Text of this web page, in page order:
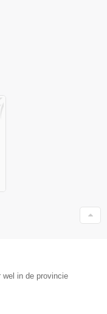
wel in de provincie